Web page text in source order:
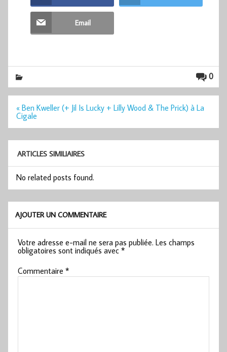
Email
0
Navigation
de
l’article
« Ben Kweller (+ Jil Is Lucky + Lilly Wood & The Prick) à La
Cigale
ARTICLES SIMILIAIRES
No related posts found.
AJOUTER UN COMMENTAIRE
Votre adresse e-mail ne sera pas publiée. Les champs
obligatoires sont indiqués avec*
Commentaire*